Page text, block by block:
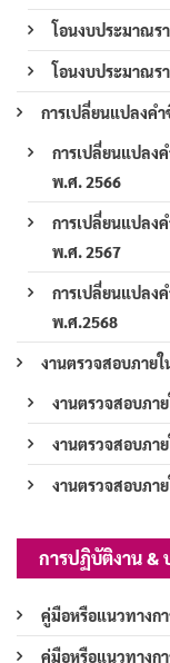
โอนงบประมาณร
โอนงบประมาณร
การเปลี่ยนแปลงค
การเปลี่ยนแปลง
พ.ศ. 2566
การเปลี่ยนแปลง
พ.ศ. 2567
การเปลี่ยนแปลง
พ.ศ.2568
งานตรวจสอบภายใ
งานตรวจสอบภา
งานตรวจสอบภา
งานตรวจสอบภา
การปฏิบัติงาน &
คู่มือหรือแนวทางก
คู่มือหรือแนวทางก